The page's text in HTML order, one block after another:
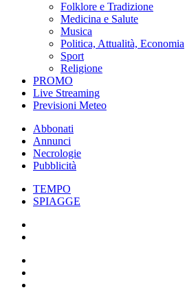
Folklore e Tradizione
Medicina e Salute
Musica
Politica, Attualità, Economia
Sport
Religione
PROMO
Live Streaming
Previsioni Meteo
Abbonati
Annunci
Necrologie
Pubblicità
TEMPO
SPIAGGE